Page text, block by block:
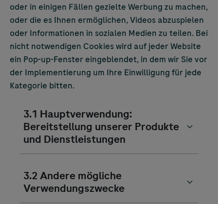
oder in einigen Fällen gezielte Werbung zu machen,
oder die es Ihnen ermöglichen, Videos abzuspielen
oder Informationen in sozialen Medien zu teilen. Bei
nicht notwendigen Cookies wird auf jeder Website
ein Pop-up-Fenster eingeblendet, in dem wir Sie vor
der Implementierung um Ihre Einwilligung für jede
Kategorie bitten.
3.1 Hauptverwendung:
Bereitstellung unserer Produkte
und Dienstleistungen
3.2 Andere mögliche
Verwendungszwecke